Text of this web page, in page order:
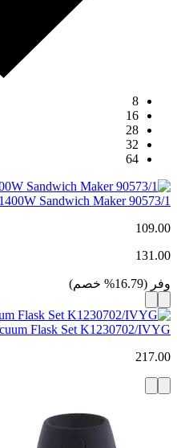
8
16
28
32
64
Sandwich Maker 90573/1
109.00
131.00
وفر (
16.79
% خصم)
Flask Set K1230702/IVYG
217.00